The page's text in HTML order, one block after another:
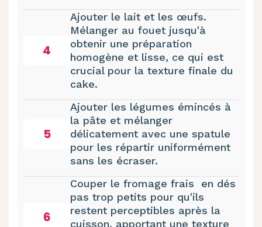
4
Ajouter le lait et les œufs.
Mélanger au fouet jusqu'à
obtenir une préparation
homogène et lisse, ce qui est
crucial pour la texture finale du
cake.
5
Ajouter les légumes émincés à
la pâte et mélanger
délicatement avec une spatule
pour les répartir uniformément
sans les écraser.
6
Couper le fromage frais en dés
pas trop petits pour qu'ils
restent perceptibles après la
cuisson, apportant une texture